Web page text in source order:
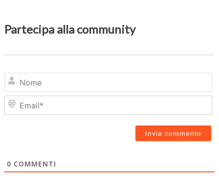
Partecipa alla community
0 COMMENTI